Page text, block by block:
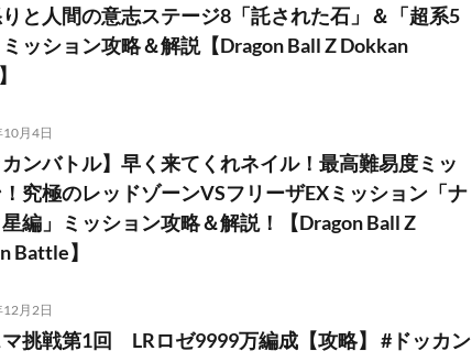
と人間の意志ステージ8「託された石」＆「超系5
ッション攻略＆解説【Dragon Ball Z Dokkan
月4日
カンバトル】早く来てくれネイル！最高難易度ミッ
究極のレッドゾーンVSフリーザEXミッション「ナ
編」ミッション攻略＆解説！【Dragon Ball Z
Battle】
月2日
マ挑戦第1回 LRロゼ9999万編成【攻略】 #ドッカン